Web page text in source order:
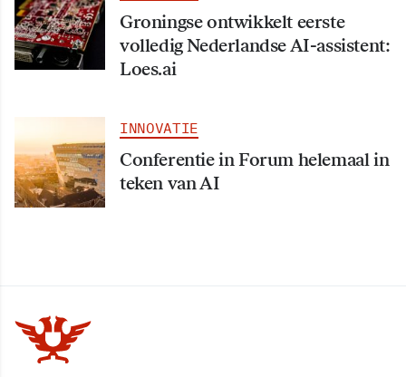
Groningse ontwikkelt eerste
volledig Nederlandse AI-assistent:
Loes.ai
INNOVATIE
Conferentie in Forum helemaal in
teken van AI